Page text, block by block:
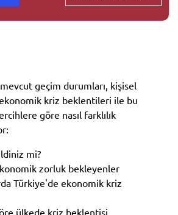
geçim durumları, kişisel
kriz beklentileri ile bu
göre nasıl farklılık
mi?
zorluk bekleyenler
Türkiye'de ekonomik kriz
ülkede kriz beklentisi